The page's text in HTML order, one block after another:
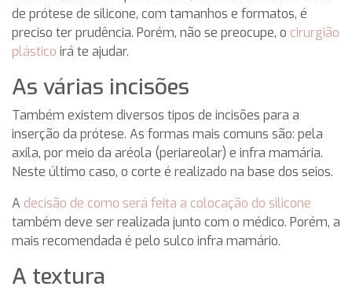
de prótese de silicone, com tamanhos e formatos, é
preciso ter prudência. Porém, não se preocupe, o cirurgião
plástico irá te ajudar.
As várias incisões
Também existem diversos tipos de incisões para a
inserção da prótese. As formas mais comuns são: pela
axila, por meio da aréola (periareolar) e infra mamária.
Neste último caso, o corte é realizado na base dos seios.
A decisão de como será feita a colocação do silicone
também deve ser realizada junto com o médico. Porém, a
mais recomendada é pelo sulco infra mamário.
A textura